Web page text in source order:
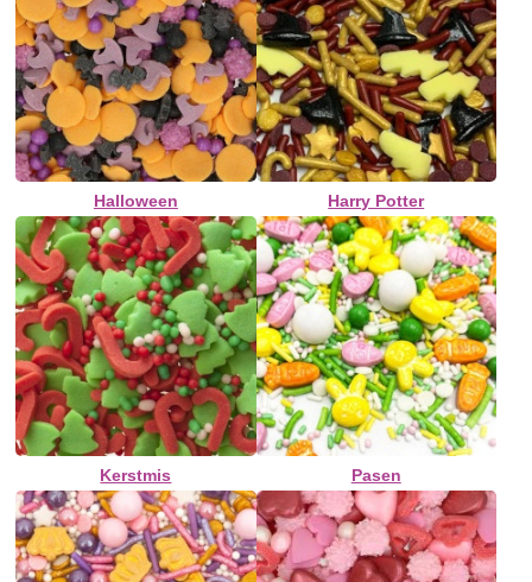
Halloween Harry Potter
Kerstmis Pasen